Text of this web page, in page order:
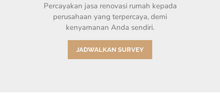
Percayakan jasa renovasi rumah kepada
perusahaan yang terpercaya, demi
kenyamanan Anda sendiri.
JADWALKAN SURVEY